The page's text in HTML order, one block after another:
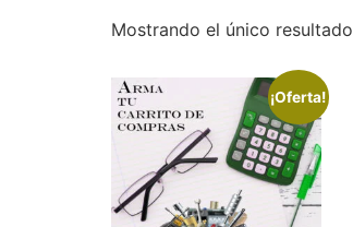
Mostrando el único resultado
¡Oferta!